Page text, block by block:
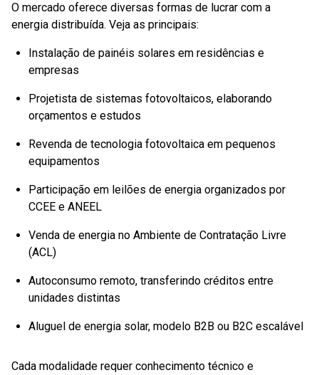
O mercado oferece diversas formas de lucrar com a
energia distribuída. Veja as principais:
Instalação de painéis solares em residências e
empresas
Projetista de sistemas fotovoltaicos, elaborando
orçamentos e estudos
Revenda de tecnologia fotovoltaica em pequenos
equipamentos
Participação em leilões de energia organizados por
CCEE e ANEEL
Venda de energia no Ambiente de Contratação Livre
(ACL)
Autoconsumo remoto, transferindo créditos entre
unidades distintas
Aluguel de energia solar, modelo B2B ou B2C escalável
Cada modalidade requer conhecimento técnico e